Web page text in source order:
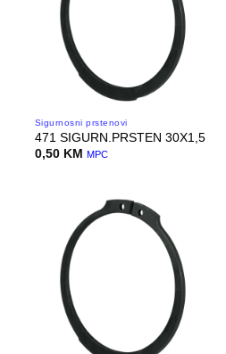
Sigurnosni prstenovi
471 SIGURN.PRSTEN 30X1,5
0,50 KM MPC